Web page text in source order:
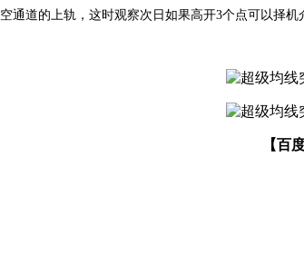
通道的上轨，这时观察次日如果高开3个点可以择机
【百